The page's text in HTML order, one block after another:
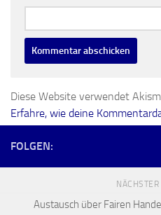
Diese Website verwendet
Erfahre, wie deine
FOLGEN:
Austausch über Fairen